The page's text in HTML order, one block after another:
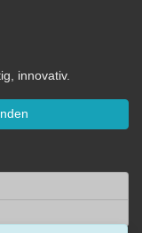
innovativ.